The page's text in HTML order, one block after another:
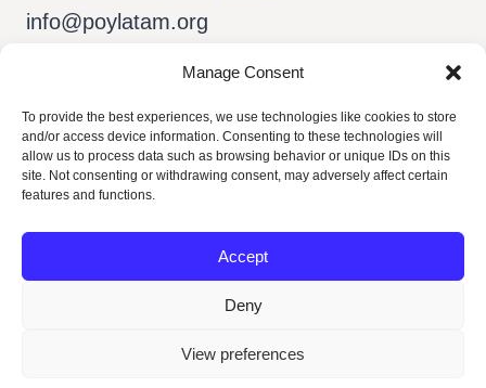
Manage Consent
To provide the best experiences, we use technologies like cookies to store
and/or access device information. Consenting to these technologies will
allow us to process data such as browsing behavior or unique IDs on this
site. Not consenting or withdrawing consent, may adversely affect certain
features and functions.
Accept
Deny
View preferences
info@poylatam.org
Inicio Archivo
El Equipo
Sobre el POY
Español
© 2026 POY Latam